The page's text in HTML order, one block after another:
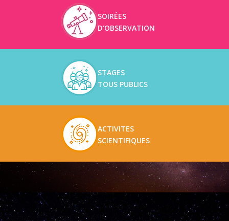
SOIRÉES
D'OBSERVATION
STAGES
TOUS PUBLICS
ACTIVITES
SCIENTIFIQUES